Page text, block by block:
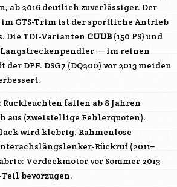
ab 2016 deutlich zuverlässiger. Der
im GTS-Trim ist der sportliche Antrieb
Die TDI-Varianten CUUB(150 PS) und
Langstreckenpendler — im reinen
DPF. DSG7 (DQ200) vor 2013 meiden
fallen ab 8 Jahren
(zweistellige Fehlerquoten).
wird klebrig. Rahmenlose
Rückruf (2011–
Verdeckmotor vor Sommer 2013
bevorzugen.